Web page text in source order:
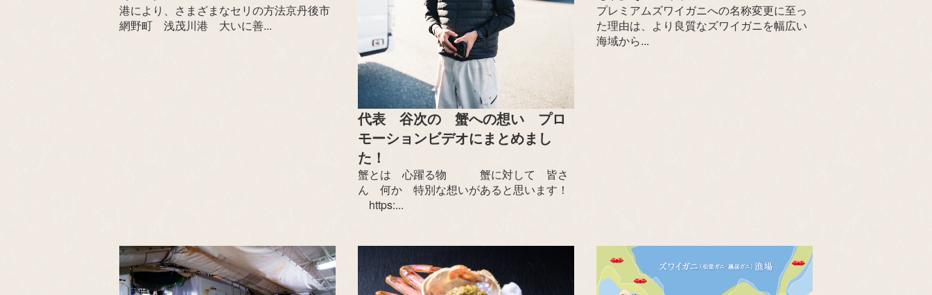
港により、さまざまなセリの方法京丹後市
網野町 浅茂川港 大いに善...
代表 谷次の 蟹への想い プロ
モーションビデオにまとめまし
た！
蟹とは 心躍る物 蟹に対して 皆さ
ん 何か 特別な想いがあると思います！
https:...
プレミアムズワイガニへの名称変更に至っ
た理由は、より良質なズワイガニを幅広い
海域から...